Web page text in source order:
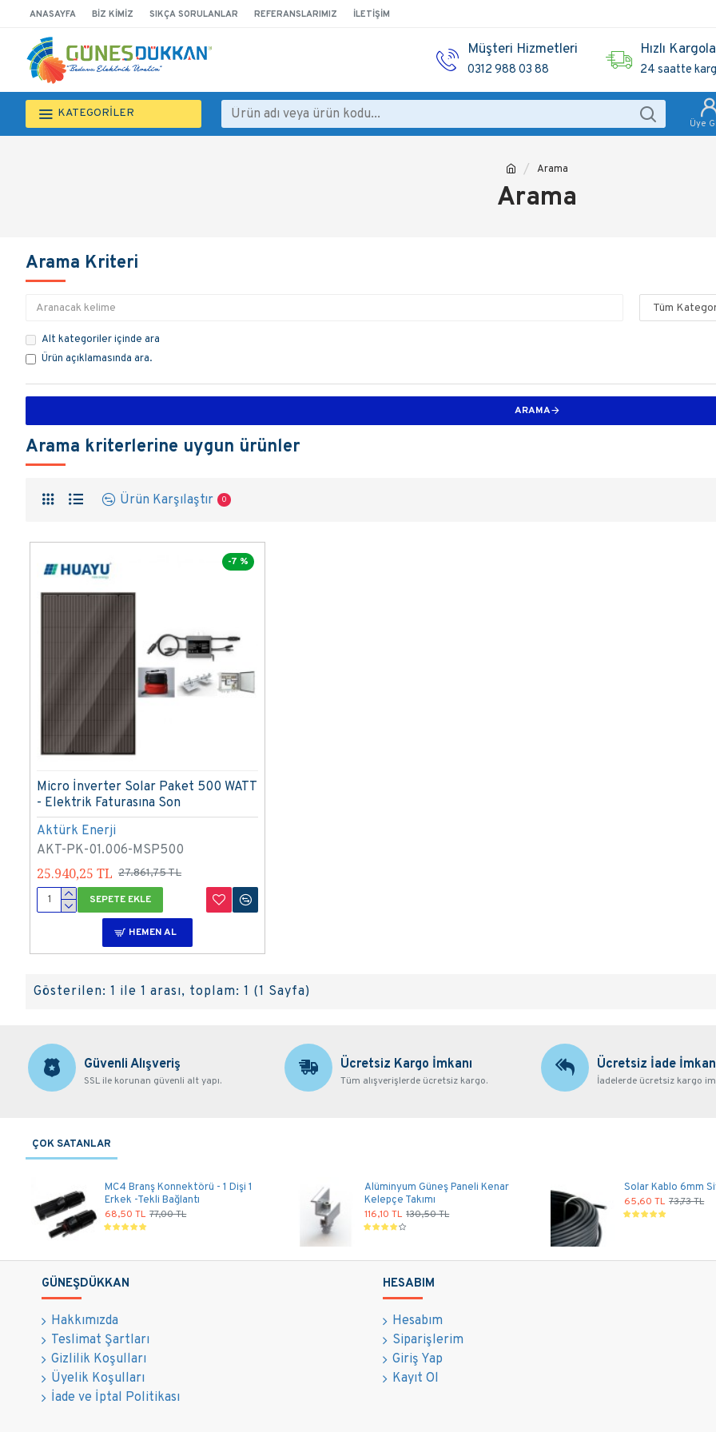
ANASAYFA BIZ KIMIZ SIKÇA SORULANLAR REFERANSLARIMIZ İLETIŞIM
Müşteri Hizmetleri
0312 988 03 88
Hızlı
24 saatte
KATEGORİLER
Üye
Arama
Arama
Arama Kriteri
Alt kategoriler içinde ara
Ürün açıklamasında ara.
ARAMA
Arama kriterlerine uygun ürünler
Ürün Karşılaştır 0
-7 %
Aktürk Enerji
AKT-PK-01.006-MSP500
Micro İnverter Solar Paket 500 WATT
- Elektrik Faturasına Son
25.940,25 TL 27.861,75 TL
SEPETE EKLE
HEMEN AL
Gösterilen: 1 ile 1 arası, toplam: 1 (1 Sayfa)
Güvenli Alışveriş
SSL ile korunan güvenli alt yapı.
Ücretsiz Kargo İmkanı
Tüm alışverişlerde ücretsiz kargo.
Ücretsiz İade
İadelerde ücretsiz kargo
ÇOK SATANLAR
MC4 Branş Konnektörü - 1 Dişi 1
Erkek -Tekli Bağlantı
68,50 TL 77,00 TL
Alüminyum Güneş Paneli Kenar
Kelepçe Takımı
116,10 TL 130,50 TL
Solar Kablo 6mm
65,60 TL 73,73 TL
GÜNEŞDÜKKAN
Hakkımızda
Teslimat Şartları
Gizlilik Koşulları
Üyelik Koşulları
İade ve İptal Politikası
HESABIM
Hesabım
Siparişlerim
Giriş Yap
Kayıt Ol